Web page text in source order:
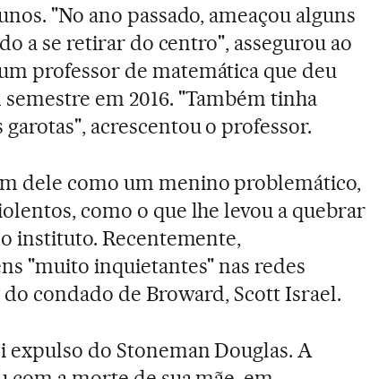
"No ano passado, ameaçou alguns
a se retirar do centro", assegurou ao
professor de matemática que deu
em 2016. "Também tinha
acrescentou o professor.
dele como um menino problemático,
como o que lhe levou a quebrar
instituto. Recentemente,
"muito inquietantes" nas redes
condado de Broward, Scott Israel.
expulso do Stoneman Douglas. A